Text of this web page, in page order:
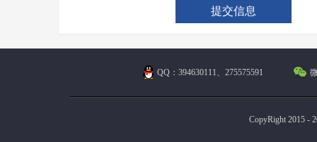
QQ：394630111、275575591
CopyRight 2015 -